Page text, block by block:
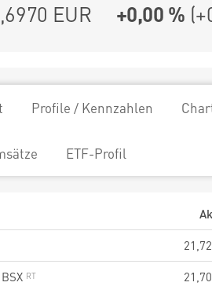
EUR +0,00 % (
Profile / Kennzahlen
ETF-Profil
21,72
21,70